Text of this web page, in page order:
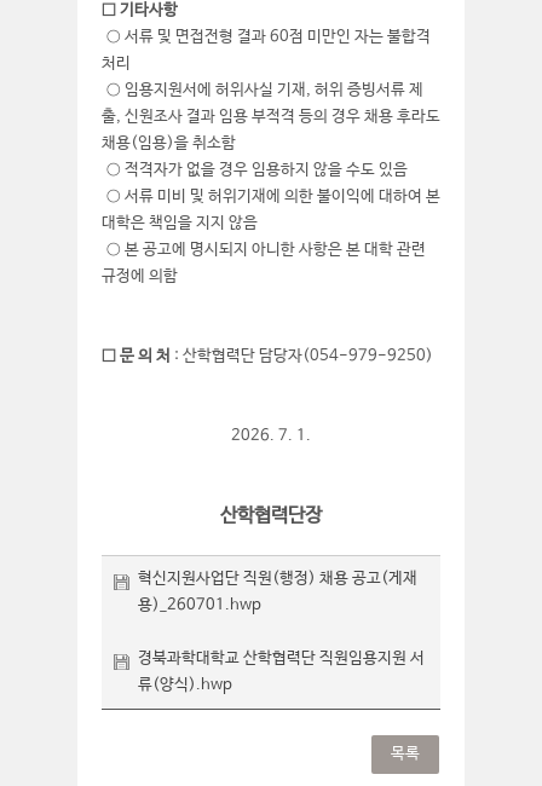
□ 기타사항
○ 서류 및 면접전형 결과 60점 미만인 자는 불합격
처리
○ 임용지원서에 허위사실 기재, 허위 증빙서류 제
출, 신원조사 결과 임용 부적격 등의 경우 채용 후라도
채용(임용)을 취소함
○ 적격자가 없을 경우 임용하지 않을 수도 있음
○ 서류 미비 및 허위기재에 의한 불이익에 대하여 본
대학은 책임을 지지 않음
○ 본 공고에 명시되지 아니한 사항은 본 대학 관련
규정에 의함
□ 문 의 처 : 산학협력단 담당자(054-979-9250)
2026. 7. 1.
산학협력단장
혁신지원사업단 직원(행정) 채용 공고(게재
용)_260701.hwp
경북과학대학교 산학협력단 직원임용지원 서
류(양식).hwp
목록